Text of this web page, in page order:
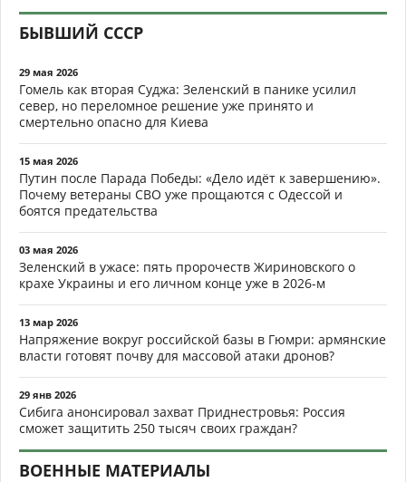
БЫВШИЙ СССР
29 мая 2026
Гомель как вторая Суджа: Зеленский в панике усилил
север, но переломное решение уже принято и
смертельно опасно для Киева
15 мая 2026
Путин после Парада Победы: «Дело идёт к завершению».
Почему ветераны СВО уже прощаются с Одессой и
боятся предательства
03 мая 2026
Зеленский в ужасе: пять пророчеств Жириновского о
крахе Украины и его личном конце уже в 2026-м
13 мар 2026
Напряжение вокруг российской базы в Гюмри: армянские
власти готовят почву для массовой атаки дронов?
29 янв 2026
Сибига анонсировал захват Приднестровья: Россия
сможет защитить 250 тысяч своих граждан?
ВОЕННЫЕ МАТЕРИАЛЫ